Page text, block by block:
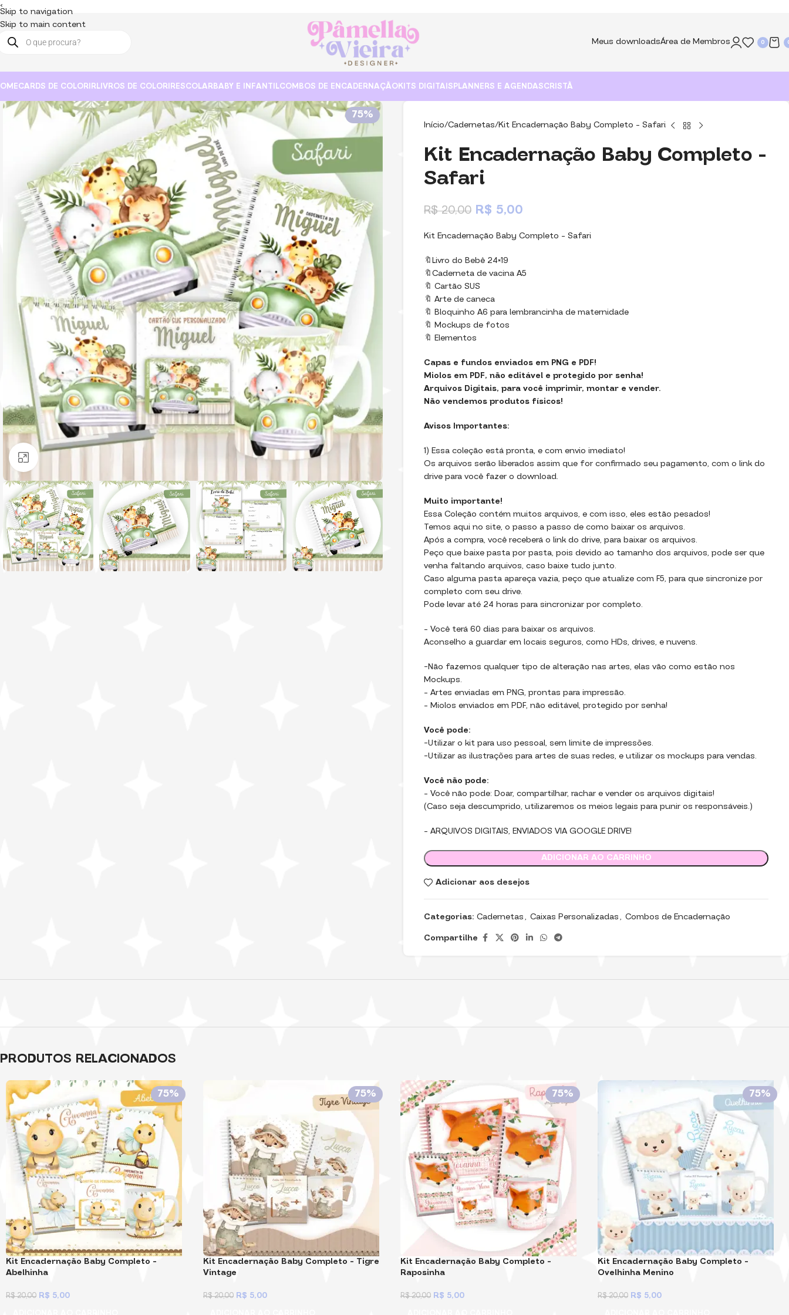
<
Skip to navigation
Skip to main content
Meus downloadsÁrea de Membros 0
CARDS DE COLORIR LIVROS DE COLORIR ESCOLAR BABY E INFANTILCOMBOS DE ENCADERNAÇÃO KITS DIGITAIS PLANNERS E AGENDASCRISTÃ
75%
Início Cadernetas Kit Encadernação Baby Completo – Safari
Kit Encadernação Baby Completo –
Safari
R$20,00 R$ 5,00
Kit Encadernação Baby Completo – Safari
🔖Livro do Bebê 24×19
🔖Caderneta de vacina A5
🔖 Cartão SUS
🔖 Arte de caneca
🔖 Bloquinho A6 para lembrancinha de maternidade
🔖 Mockups de fotos
🔖 Elementos
Capas e fundos enviados em PNG e PDF!
Miolos em PDF, não editável e protegido por senha!
Arquivos Digitais, para você imprimir, montar e vender.
Não vendemos produtos físicos!
Avisos Importantes:
1) Essa coleção está pronta, e com envio imediato!
Os arquivos serão liberados assim que for confirmado seu pagamento, com o link do
drive para você fazer o download.
Muito importante!
Essa Coleção contém muitos arquivos, e com isso, eles estão pesados!
Temos aqui no site, o passo a passo de como baixar os arquivos.
Após a compra, você receberá o link do drive, para baixar os arquivos.
Peço que baixe pasta por pasta, pois devido ao tamanho dos arquivos, pode ser que
venha faltando arquivos, caso baixe tudo junto.
Caso alguma pasta apareça vazia, peço que atualize com F5, para que sincronize por
completo com seu drive.
Pode levar até 24 horas para sincronizar por completo.
– Você terá 60 dias para baixar os arquivos.
Aconselho a guardar em locais seguros, como HDs, drives, e nuvens.
-Não fazemos qualquer tipo de alteração nas artes, elas vão como estão nos
Mockups.
– Artes enviadas em PNG, prontas para impressão.
– Miolos enviados em PDF, não editável, protegido por senha!
Você pode:
-Utilizar o kit para uso pessoal, sem limite de impressões.
-Utilizar as ilustrações para artes de suas redes, e utilizar os mockups para vendas.
Você não pode:
– Você não pode: Doar, compartilhar, rachar e vender os arquivos digitais!
(Caso seja descumprido, utilizaremos os meios legais para punir os responsáveis.)
– ARQUIVOS DIGITAIS, ENVIADOS VIA GOOGLE DRIVE!
ADICIONAR AO CARRINHO
Adicionar aos desejos
Categorias: Cadernetas , Caixas Personalizadas , Combos de Encadernação
Compartilhe
PRODUTOS RELACIONADOS
75%
Kit Encadernação Baby Completo –
Abelhinha
R$20,00 R$ 5,00
75%
Kit Encadernação Baby Completo – Tigre
Vintage
R$20,00 R$ 5,00
75%
Kit Encadernação Baby Completo –
Raposinha
R$20,00 R$ 5,00
75%
Kit Encadernação Baby Completo –
Ovelhinha Menino
R$20,00 R$ 5,00